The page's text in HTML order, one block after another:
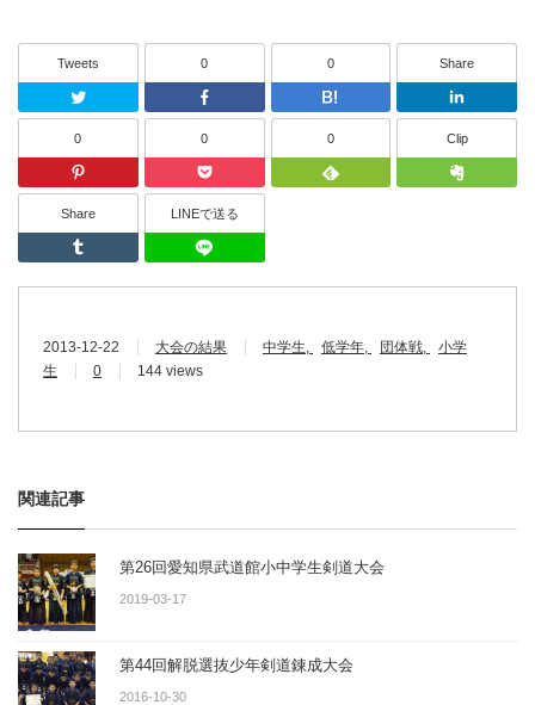
Tweets
Twitter
0
Facebook
0
はてなブッ
Share
0
Pinterest
0
Pocket
0
Feedly
Clip
Share
Tumblr
LINEで送る
2013-12-22 大会の結果 中学生 低学年 団体戦
小学
生
0 144 views
関連記事
第26回愛知県武道館小中学生剣道大会
2019-03-17
第44回解脱選抜少年剣道錬成大会
2016-10-30